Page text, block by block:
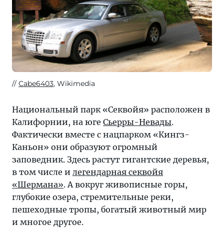
Cabe6403, Wikimedia
Национальный парк «Секвойя» расположен в
Калифорнии, на юге Сьерры-Невады.
Фактически вместе с нацпарком «Кингз-
Каньон» они образуют огромный
заповедник. Здесь растут гигантские деревья,
в том числе и легендарная секвойя
«Шермана». А вокруг живописные горы,
глубокие озера, стремительные реки,
пешеходные тропы, богатый животный мир
и многое другое.